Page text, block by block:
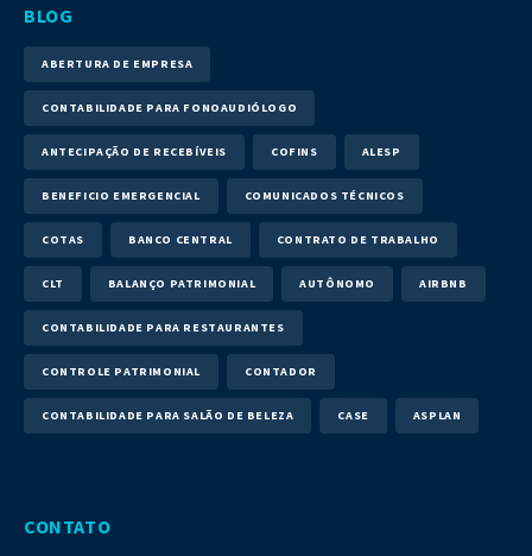
BLOG
ABERTURA DE EMPRESA
CONTABILIDADE PARA FONOAUDIÓLOGO
ANTECIPAÇÃO DE RECEBÍVEIS COFINS ALESP
BENEFICIO EMERGENCIAL COMUNICADOS TÉCNICOS
COTAS BANCO CENTRAL CONTRATO DE TRABALHO
CLT BALANÇO PATRIMONIAL AUTÔNOMO AIRBNB
CONTABILIDADE PARA RESTAURANTES
CONTROLE PATRIMONIAL CONTADOR
CONTABILIDADE PARA SALÃO DE BELEZA CASE ASPLAN
CONTATO